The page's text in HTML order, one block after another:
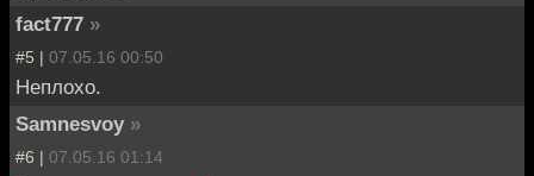
fact777 »
#5 | 07.05.16 00:50
Неплохо.
Samnesvoy »
#6 | 07.05.16 01:14